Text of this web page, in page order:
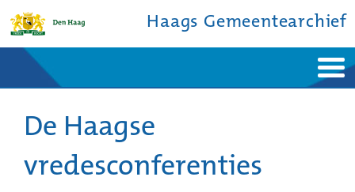
Haags Gemeentearchief
Ontdek de stad
De studiezaal
Bronnen en collecties
Over ons
De Haagse
vredesconferenties